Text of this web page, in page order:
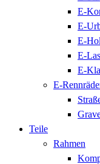
E-
E-
E-
E-
E-
E-
Teile
Rahmen